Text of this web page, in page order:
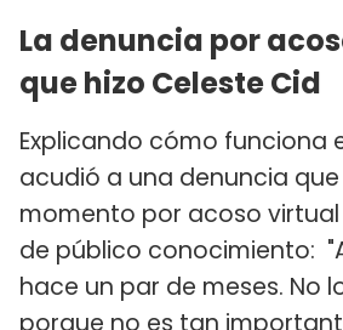
La denuncia por
que hizo Celeste Cid
Explicando cómo funciona
acudió a una denuncia que
momento por acoso
de público conocimiento:
hace un par de meses. No